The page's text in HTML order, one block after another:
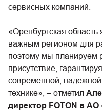
сервисных компаний.
«Оренбургская область
важным регионом для
поэтому мы планируем
присутствие,
современной,
технике», – отметил
директор FOTON в